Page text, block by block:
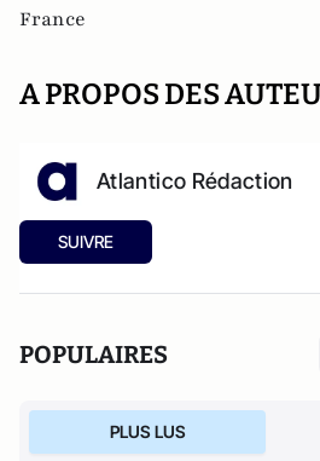
France
A PROPOS DES
Atlantico Rédaction
SUIVRE
POPULAIRES
PLUS LUS